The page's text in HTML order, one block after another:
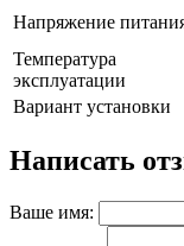
Напряжение
Температура
эксплуатации
Вариант установки
Написать
Ваше имя: